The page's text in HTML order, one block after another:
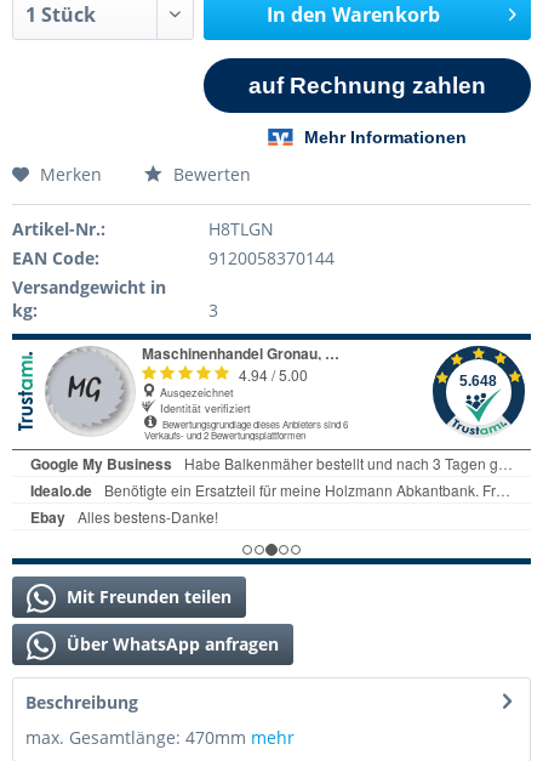
In den Warenkorb
Merken Bewerten
Artikel-Nr.:
H8TLGN
EAN Code:
9120058370144
Versandgewicht in
kg:
3
Mit Freunden teilen
Über WhatsApp anfragen
Beschreibung
max. Gesamtlänge: 470mm mehr